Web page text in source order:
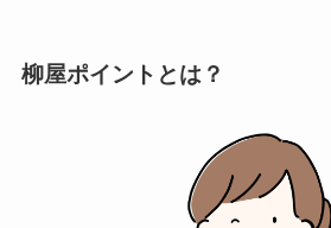
柳屋ポイントとは？